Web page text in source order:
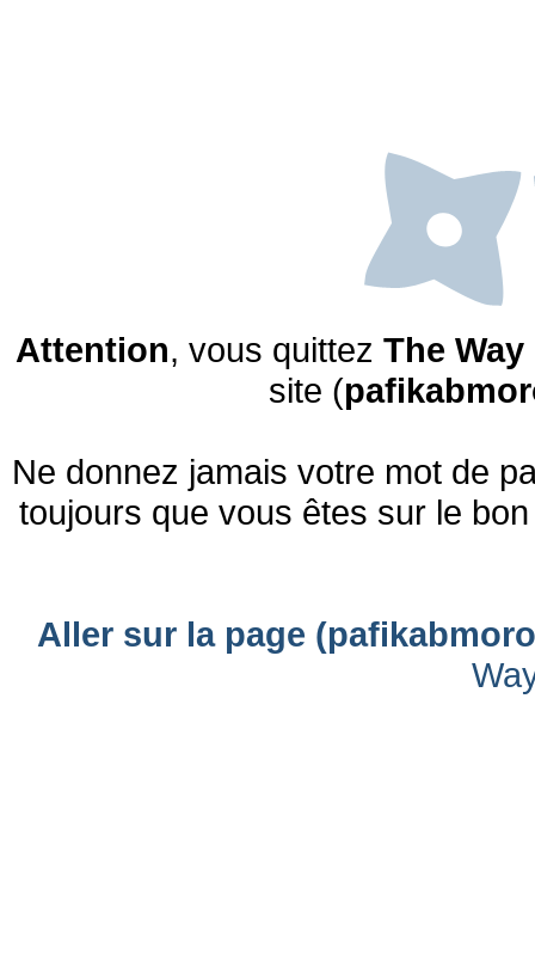
Attention, vous quittez The
site (
Ne donnez jamais votre mot de
toujours que vous êtes sur le
Aller sur la page